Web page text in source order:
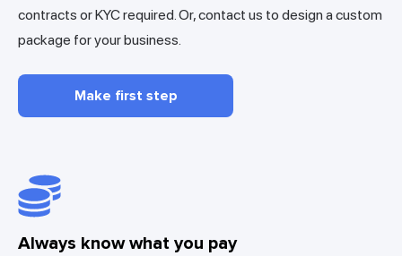
contracts or KYC required. Or, contact us to design a custom
package for your business.
Make first step
Always know what you pay